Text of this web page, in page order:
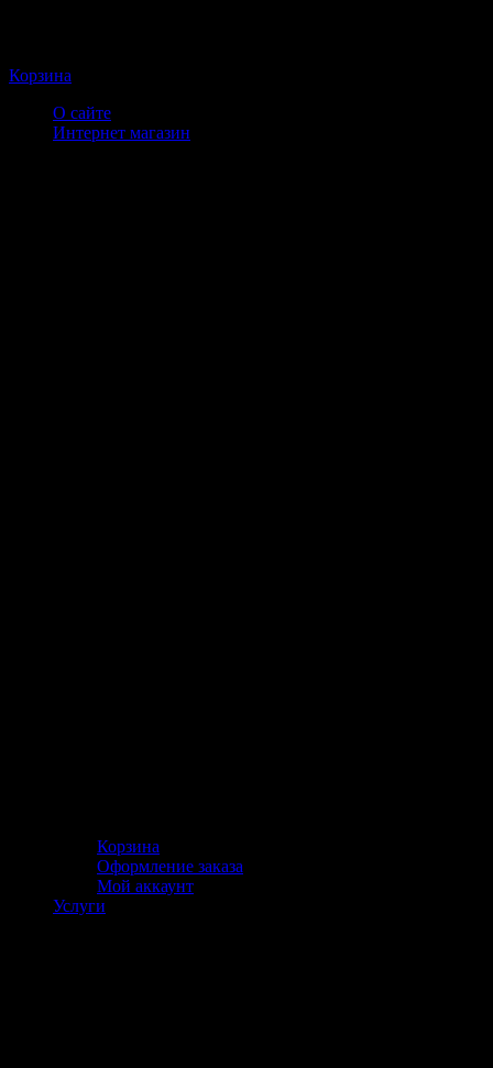
Корзина
О сайте
Интернет магазин
Корзина
Оформление заказа
Мой аккаунт
Услуги